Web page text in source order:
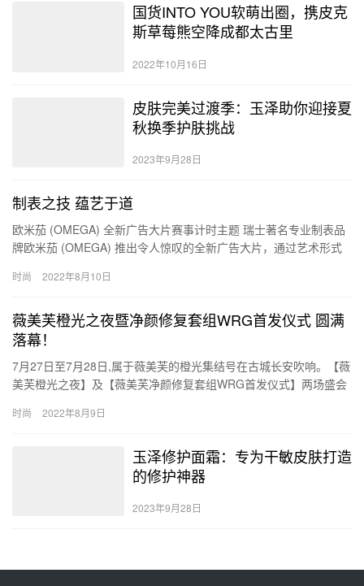
国货INTO YOU软萌出圈，携皮克
斯草莓熊空降成都太古里
2022年10月16日
皮肤完美过渡季：玉泽助你迎接夏
秋换季护肤挑战
2023年9月28日
制表之技 蕴艺于道
欧米茄 (OMEGA) 全新广告大片赛事计时主题 瑞士著名专业制表品
牌欧米茄 (OMEGA) 推出令人惊叹的全新广告大片，通过艺术形式
时尚 2022年8月10日
薇美芙橙光之夜暨净颜修复套组WRG首发仪式 圆满
落幕！
7月27日至7月28日,属于薇美芙的橙光集结号在古城长安吹响。【薇
美芙橙光之夜】及【薇美芙净颜修复套组WRG首发仪式】两场盛会
时尚 2022年8月9日
玉泽修护面霜：专为干敏皮肤打造
的修护神器
2023年9月28日